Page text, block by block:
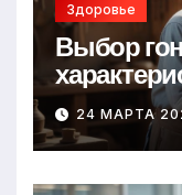
Здоровье
Выбор
24 МАРТА